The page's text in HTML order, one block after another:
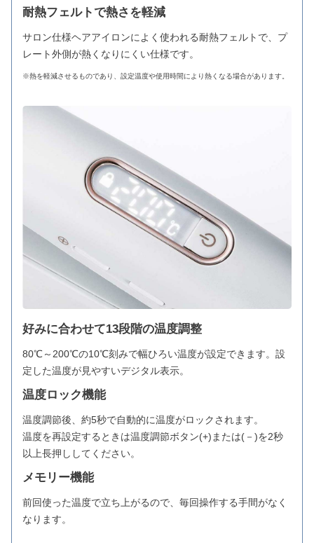
耐熱フェルトで熱さを軽減
サロン仕様ヘアアイロンによく使われる耐熱フェルトで、プ
レート外側が熱くなりにくい仕様です。
※熱を軽減させるものであり、設定温度や使用時間により熱くなる場合があります。
好みに合わせて13段階の温度調整
80℃～200℃の10℃刻みで幅ひろい温度が設定できます。設
定した温度が見やすいデジタル表示。
温度ロック機能
温度調節後、約5秒で自動的に温度がロックされます。
温度を再設定するときは温度調節ボタン(+)または(－)を2秒
以上長押ししてください。
メモリー機能
前回使った温度で立ち上がるので、毎回操作する手間がなく
なります。